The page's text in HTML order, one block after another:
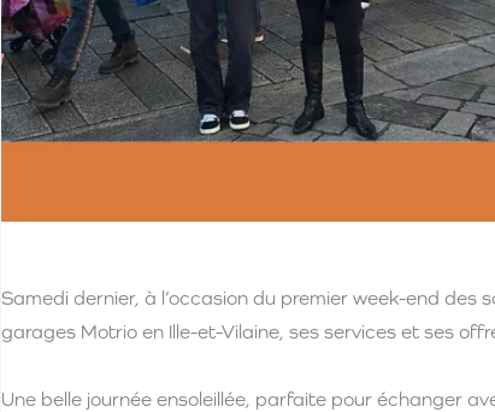
Samedi dernier, à l’occasion du premier week-end
garages Motrio en Ille-et-Vilaine, ses services et ses
Une belle journée ensoleillée, parfaite pour échanger